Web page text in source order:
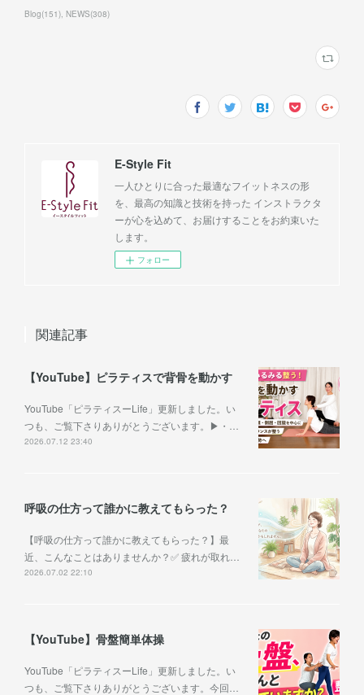
Blog(151) NEWS(308)
E-Style Fit
一人ひとりに合った最適なフイットネスの形
を、最高の知識と技術を持った インストラクタ
ーが心を込めて、お届けすることをお約束いた
します。
フォロー
関連記事
【YouTube】ピラティスで背骨を動かす
YouTube「ピラティスーLife」更新しました。い
つも、ご覧下さりありがとうございます。▶︎・…
2026.07.12 23:40
呼吸の仕方って誰かに教えてもらった？
【呼吸の仕方って誰かに教えてもらった？】最
近、こんなことはありませんか？✅ 疲れが取れ…
2026.07.02 22:10
【YouTube】骨盤簡単体操
YouTube「ピラティスーLife」更新しました。い
つも、ご覧下さりありがとうございます。今回…